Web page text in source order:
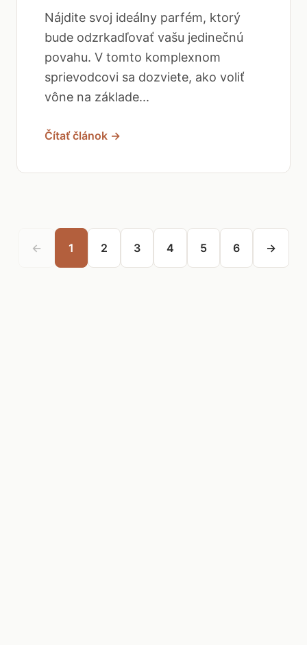
Nájdite svoj ideálny parfém, ktorý
bude odzrkadľovať vašu jedinečnú
povahu. V tomto komplexnom
sprievodcovi sa dozviete, ako voliť
vône na základe...
Čítať článok →
← 1 2 3 4 5 6 →